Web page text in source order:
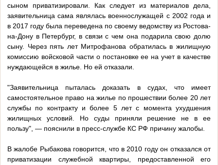
сыном приватизировали. Как следует из материалов дела,
заявительница сама являлась военнослужащей с 2002 года и
в 2017 году была переведена по своему ведомству из Ростова-
на-Дону в Петербург, в связи с чем она подарила свою долю
сыну. Через пять лет Митрофанова обратилась в жилищную
комиссию войсковой части о постановке ее на учет в качестве
нуждающейся в жилье. Но ей отказали.
"Заявительница пыталась доказать в судах, что имеет
самостоятельное право на жилье по прошествии более 20 лет
службы по контракту и более 5 лет с момента ухудшения
жилищных условий. Но суды приняли решение не в ее
пользу", — пояснили в пресс-службе КС РФ причину жалобы.
В жалобе Рыбакова говорится, что в 2010 году он отказался от
приватизации служебной квартиры, предоставленной его